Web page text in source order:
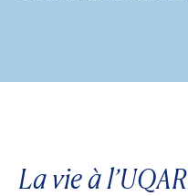
La vie à l’UQAR